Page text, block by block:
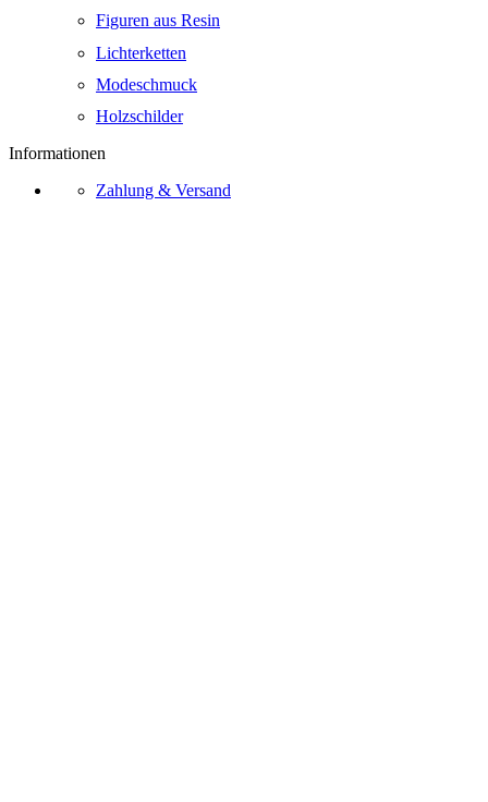
Figuren aus Resin
Lichterketten
Modeschmuck
Holzschilder
Informationen
Zahlung & Versand